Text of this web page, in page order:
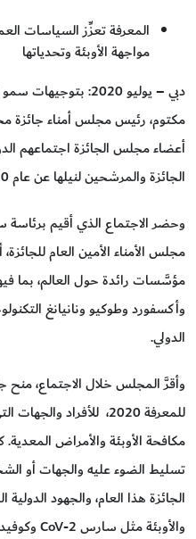
المعرفة تعزِّز السياسات
مواجهة الأوبئة وتحدياتها
دبي – يوليو 2020:
مكتوم، رئيس مجلس أمناء جائزة
أعضاء مجلس الجائزة اجتماعهم
الجائزة والمرشحين لنيلها عن عام 2020.
وحضر الاجتماع الذي أقيم
مجلس الأمناء الأمين العام
مؤسَّسات رائدة حول العالم، بما
وأكسفورد وطوكيو ونانيانغ
الدولي.
وأقرَّ المجلس خلال الاجتماع،
للمعرفة 2020، للأفراد
مكافحة الأوبئة والأمراض
تسليط الضوء عليه والجهات أو
الجائزة هذا العام، والجهود